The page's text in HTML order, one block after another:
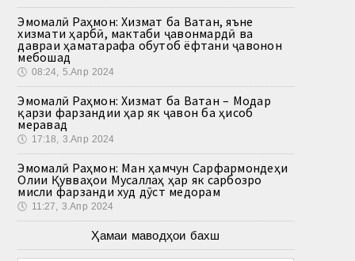
Эмомалӣ Раҳмон: Хизмат ба Ватан, яъне
хизмати ҳарбӣ, мактаби ҷавонмардӣ ва
давраи ҳаматарафа обутоб ёфтани ҷавонон
мебошад
🕔 08:24, 5.Апр 2024
Эмомалӣ Раҳмон: Хизмат ба Ватан – Модар
қарзи фарзандии ҳар як ҷавон ба ҳисоб
меравад
🕔 17:18, 3.Апр 2024
Эмомалӣ Раҳмон: Ман ҳамчун Сарфармондеҳи
Олии Қувваҳои Мусаллаҳ ҳар як сарбозро
мисли фарзанди худ дӯст медорам
🕔 11:27, 3.Апр 2024
Ҳамаи маводҳои бахш